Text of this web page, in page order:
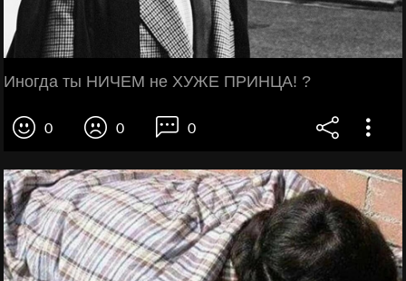
Иногда ты НИЧЕМ не ХУЖЕ ПРИНЦА! ?
0 0 0